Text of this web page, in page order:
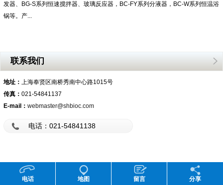
发器、BG-S系列恒速搅拌器、玻璃反应器，BC-FY系列分液器，BC-W系列恒温浴
锅等。产...
联系我们
地址： 上海奉贤区南桥秀南中心路1015号
传真： 021-54841137
E-mail： webmaster@shbioc.com
电话：021-54841138
电话 地图 留言 分享